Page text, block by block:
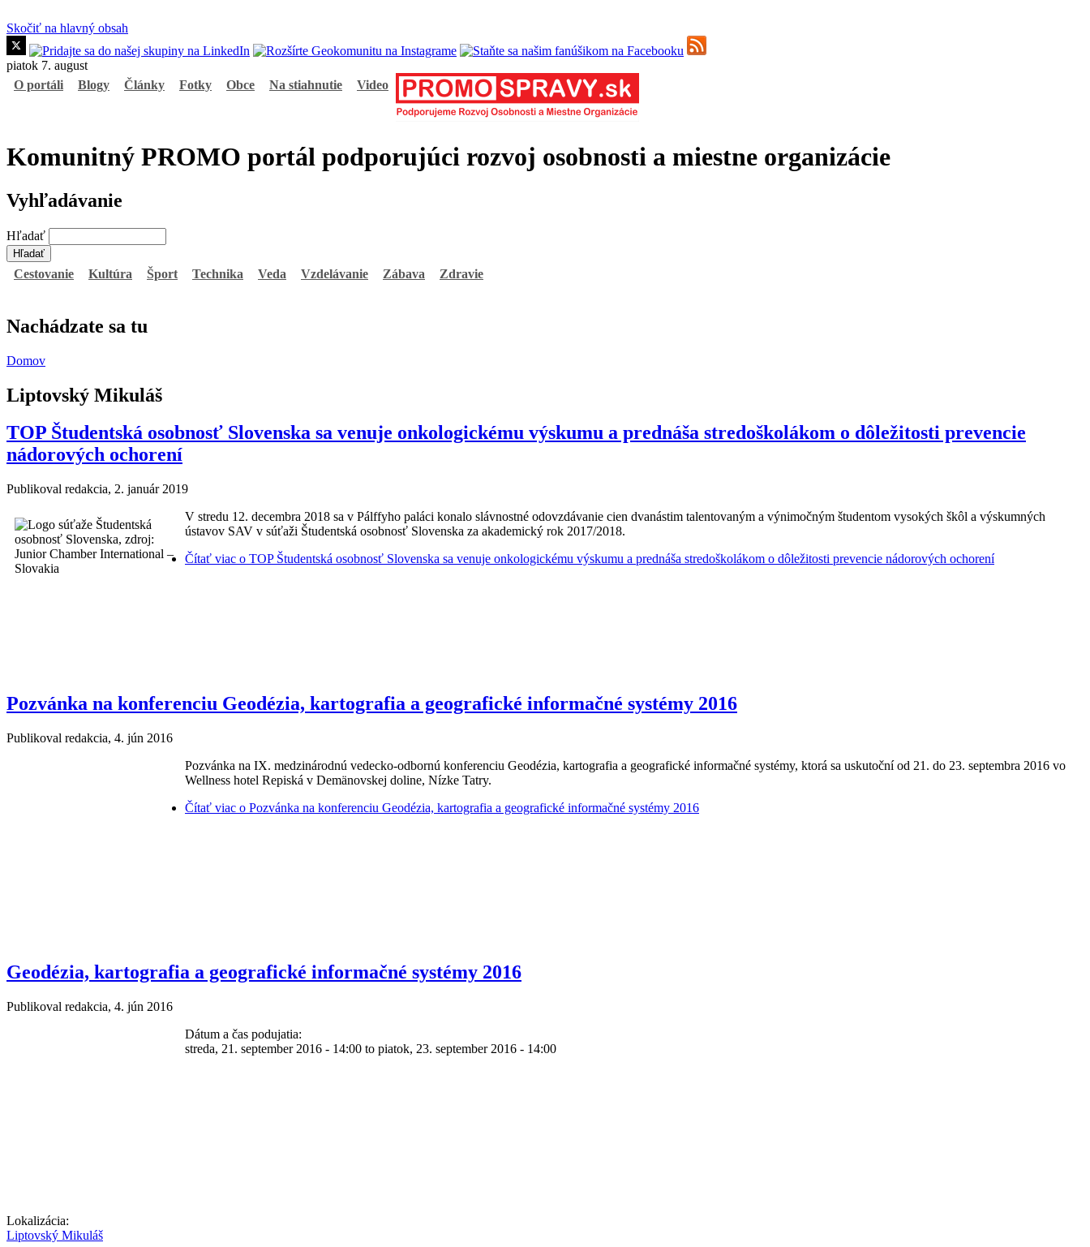
Skočiť na hlavný obsah
piatok 7. august
O portáli
Blogy Články Fotky Obce Na stiahnutie Video
Komunitný PROMO portál podporujúci rozvoj osobnosti a miestne organizácie
Vyhľadávanie
Hľadať
Cestovanie Kultúra Šport Technika Veda Vzdelávanie Zábava Zdravie
Nachádzate sa tu
Domov
Liptovský Mikuláš
TOP Študentská osobnosť Slovenska sa venuje onkologickému výskumu a prednáša stredoškolákom o dôležitosti prevencie
nádorových ochorení
Publikoval redakcia, 2. január 2019
V stredu 12. decembra 2018 sa v Pálffyho paláci konalo slávnostné odovzdávanie cien dvanástim talentovaným a výnimočným študentom vysokých škôl a výskumných
ústavov SAV v súťaži Študentská osobnosť Slovenska za akademický rok 2017/2018.
Čítať viac o TOP Študentská osobnosť Slovenska sa venuje onkologickému výskumu a prednáša stredoškolákom o dôležitosti prevencie nádorových ochorení
Pozvánka na konferenciu Geodézia, kartografia a geografické informačné systémy 2016
Publikoval redakcia, 4. jún 2016
Pozvánka na IX. medzinárodnú vedecko-odbornú konferenciu Geodézia, kartografia a geografické informačné systémy, ktorá sa uskutoční od 21. do 23. septembra 2016 vo
Wellness hotel Repiská v Demänovskej doline, Nízke Tatry.
Čítať viac o Pozvánka na konferenciu Geodézia, kartografia a geografické informačné systémy 2016
Geodézia, kartografia a geografické informačné systémy 2016
Publikoval redakcia, 4. jún 2016
Dátum a čas podujatia:
streda, 21. september 2016 - 14:00 to piatok, 23. september 2016 - 14:00
Lokalizácia:
Liptovský Mikuláš